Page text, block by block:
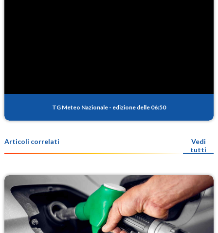
TG Meteo Nazionale - edizione delle 06:50
Articoli correlati
Vedi
tutti